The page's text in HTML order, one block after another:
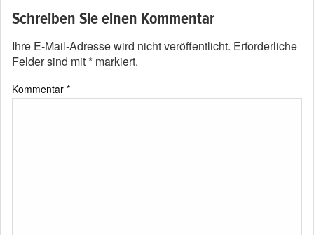
Schreiben Sie einen Kommentar
Ihre E-Mail-Adresse wird nicht veröffentlicht. Erforderliche
Felder sind mit* markiert.
Kommentar *